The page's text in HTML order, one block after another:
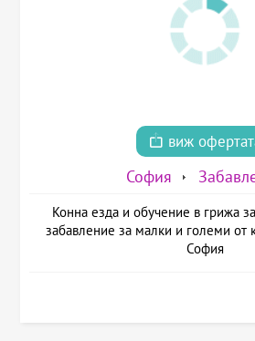
виж
София
Конна езда и обучение в грижа
забавление за малки и големи от
София